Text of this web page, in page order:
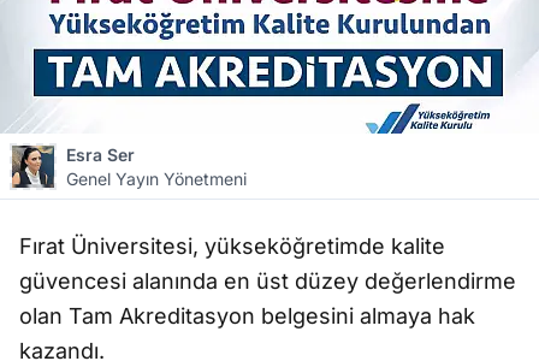
Esra Ser
Genel Yayın Yönetmeni
Fırat Üniversitesi, yükseköğretimde kalite
güvencesi alanında en üst düzey değerlendirme
olan Tam Akreditasyon belgesini almaya hak
kazandı.